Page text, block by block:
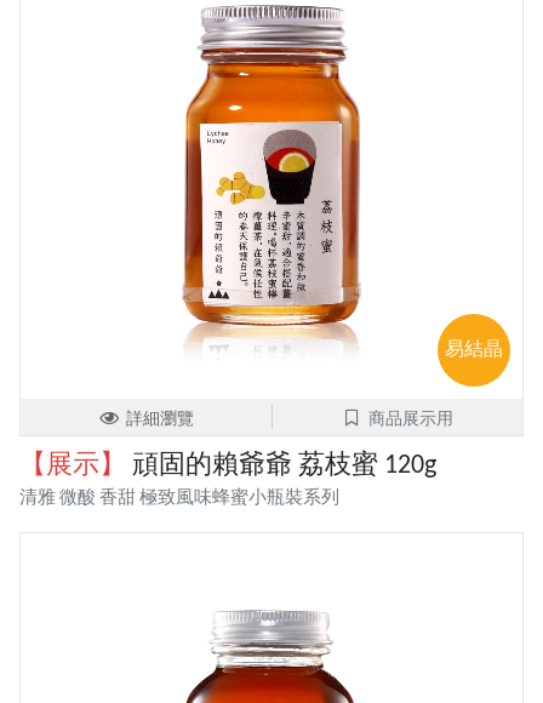
易結晶
詳細瀏覽 商品展示用
【展示】 頑固的賴爺爺 荔枝蜜 120g
清雅 微酸 香甜 極致風味蜂蜜小瓶裝系列